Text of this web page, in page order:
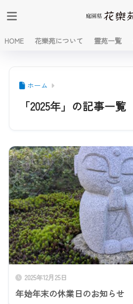
HOME 花樂苑について 霊苑一覧
ホーム
「2025年」の記事一覧
2025年12月25日
年始年末の休業日のお知らせ